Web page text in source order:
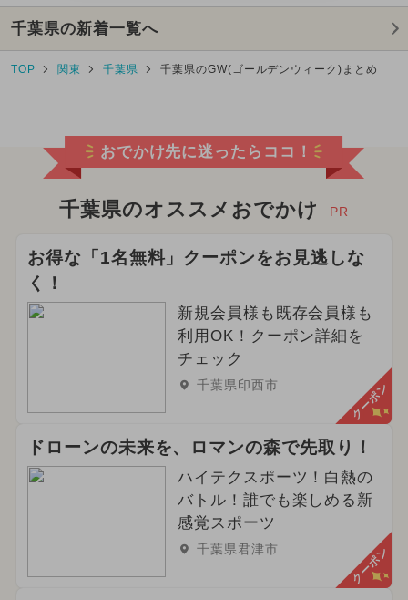
千葉県の新着一覧へ
TOP 関東 千葉県 千葉県のGW(ゴールデンウィーク)まとめ
おでかけ先に迷ったらココ！
千葉県のオススメおでかけ PR
お得な「1名無料」クーポンをお見逃しな
く！
新規会員様も既存会員様も
利用OK！クーポン詳細を
チェック
千葉県印西市 クーポン
ドローンの未来を、ロマンの森で先取り！
ハイテクスポーツ！白熱の
バトル！誰でも楽しめる新
感覚スポーツ
千葉県君津市 クーポン